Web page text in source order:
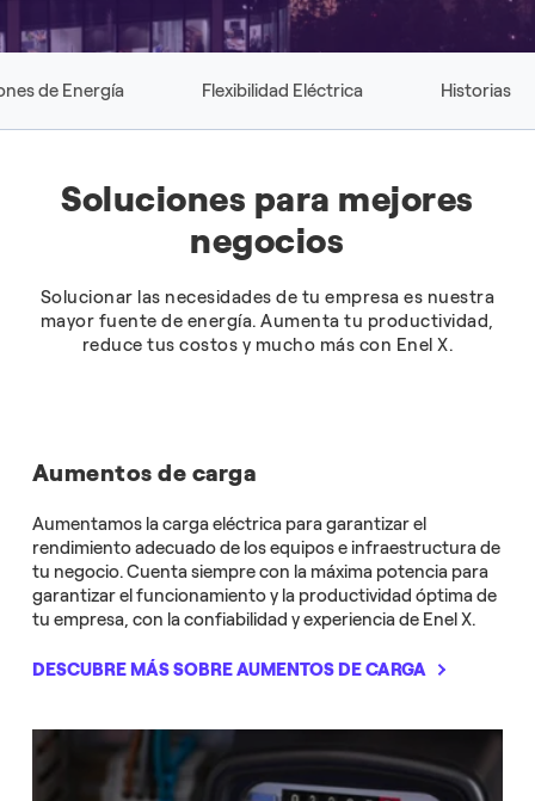
de Energía Flexibilidad Eléctrica Historias
Soluciones para mejores
negocios
Solucionar las necesidades de tu empresa es nuestra
mayor fuente de energía. Aumenta tu productividad,
reduce tus costos y mucho más con Enel X.
Aumentos de carga
Aumentamos la carga eléctrica para garantizar el
rendimiento adecuado de los equipos e infraestructura de
tu negocio. Cuenta siempre con la máxima potencia para
garantizar el funcionamiento y la productividad óptima de
tu empresa, con la confiabilidad y experiencia de Enel X.
DESCUBRE MÁS SOBRE AUMENTOS DE CARGA